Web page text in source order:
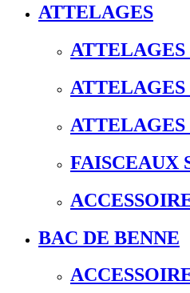
ATTELAGES
ATTELAGES
FAISCEAUX
BAC DE BENNE